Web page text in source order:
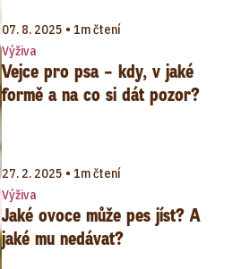
07. 8. 2025 • 1m čtení
Výživa
Vejce pro psa – kdy, v jaké
formě a na co si dát pozor?
27. 2. 2025 • 1m čtení
Výživa
Jaké ovoce může pes jíst? A
jaké mu nedávat?